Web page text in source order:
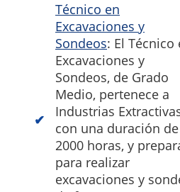
Técnico en
Excavaciones y
Sondeos: El Técnico
Excavaciones y
Sondeos, de Grado
Medio, pertenece a
Industrias
con una duración de
2000 horas, y
para realizar
excavaciones y